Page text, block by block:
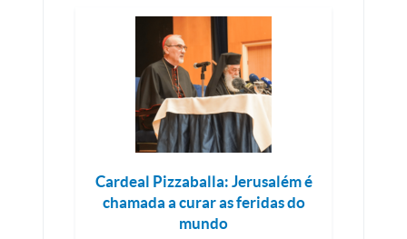
Cardeal Pizzaballa: Jerusalém é
chamada a curar as feridas do
mundo